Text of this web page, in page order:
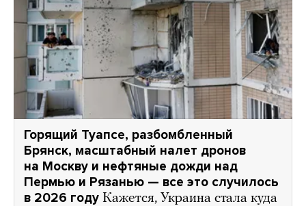
Горящий Туапсе, разбомбленный
Брянск, масштабный налет дронов
на Москву и нефтяные дожди над
Пермью и Рязанью — все это случилось
в 2026 году Кажется, Украина стала куда